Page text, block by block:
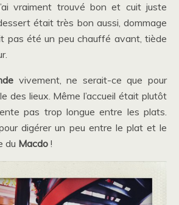
vraiment trouvé bon et cuit juste
était très bon aussi, dommage
pas été un peu chauffé avant, tiède
vivement, ne serait-ce que pour
des lieux. Même l’accueil était plutôt
pas trop longue entre les plats.
digérer un peu entre le plat et le
du Macdo !